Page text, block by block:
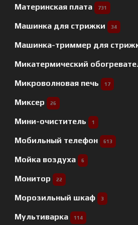
Материнская плата 731
Машинка для стрижки 34
Машинка-триммер для
Микатермический
Микроволновая печь 17
Миксер 26
Мини-очиститель 1
Мобильный телефон 613
Мойка воздуха 6
Монитор 22
Морозильный шкаф 3
Мультиварка 114